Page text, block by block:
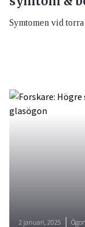
Symtomen vid
2 januari, 2025